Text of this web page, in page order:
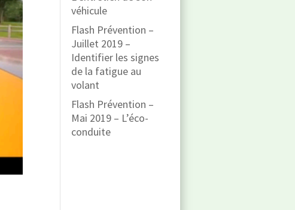
véhicule
Flash Prévention –
Juillet 2019 –
Identifier les signes
de la fatigue au
volant
Flash Prévention –
Mai 2019 – L’éco-
conduite